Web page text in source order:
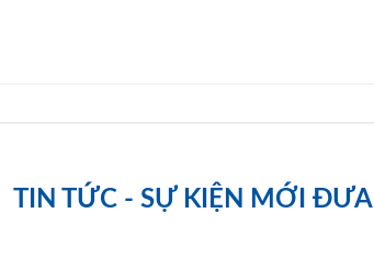
TIN TỨC - SỰ KIỆN MỚI ĐƯA